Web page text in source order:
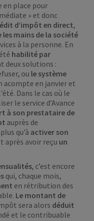
en place pour
» et donc
d’impôt en direct,
les mains de la société
à la personne. En
habilité par
deux solutions :
ou le système
acompte en janvier et
Dans le cas où le
le service d’Avance
à son prestataire de
auprès de
qu’à activer son
après avoir reçu un
, c’est encore
qui, chaque mois,
en rétribution des
Le montant de
sera alors déduit
et le contribuable